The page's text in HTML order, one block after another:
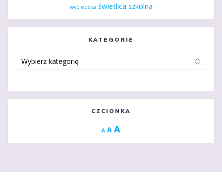
wycieczka świetlica szkolna
KATEGORIE
CZCIONKA
A Decrease
A Reset
A